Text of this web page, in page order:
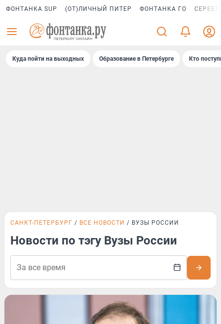
ФОНТАНКА SUP (ОТ)ЛИЧНЫЙ ПИТЕР ФОНТАНКА ГО
Куда пойти на выходных Образование в Петербурге Кто
САНКТ-ПЕТЕРБУРГ ВСЕ НОВОСТИ ВУЗЫ РОССИИ
Новости по тэгу Вузы России